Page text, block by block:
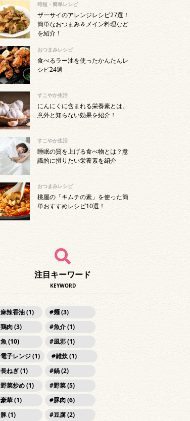
時短・簡単レシピ
ザーサイのアレンジレシピ27選！
簡単なおつまみ＆メイン料理など
を紹介！
おつまみレシピ
食べるラー油を使ったかんたんレ
シピ24選
すこやか生活
にんにくに含まれる栄養素とは。
意外と知らない効果を紹介！
すこやか生活
睡眠の質を上げる食べ物とは？意
識的に摂りたい栄養素を紹介
おつまみレシピ
桃屋の「キムチの素」を使った簡
単おすすめレシピ10選！
注目キーワード
KEYWORD
麻辣香油 (1)
麺 (3)
鶏肉 (3)
魚介 (1)
魚 (10)
風邪 (1)
電子レンジ (1)
雑炊 (1)
長ねぎ (1)
鍋 (2)
野菜炒め (1)
野菜 (5)
豪華 (1)
豚肉 (6)
豚 (1)
豆腐 (2)